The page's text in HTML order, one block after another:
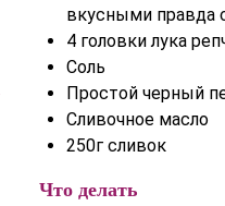
вкусными правда
4 головки лука
Соль
Простой черный
Сливочное масло
250г сливок
Что делать